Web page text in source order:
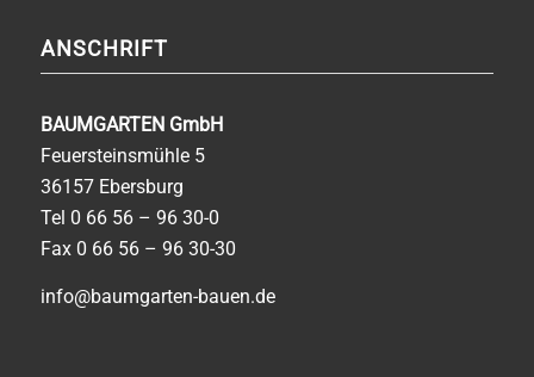
ANSCHRIFT
BAUMGARTEN GmbH
Feuersteinsmühle 5
36157 Ebersburg
Tel 0 66 56 – 96 30-0
Fax 0 66 56 – 96 30-30
info@baumgarten-bauen.de